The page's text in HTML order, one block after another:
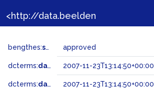
bengthes:status approved
dcterms:dateAccepted 2007-11-23T13:14:50+00:00
dcterms:dateSubmitted 2007-11-23T13:14:50+00:00